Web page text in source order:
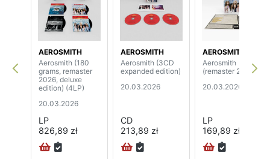
AEROSMITH
Aerosmith (180
grams, remaster
2026, deluxe
edition) (4LP)
20.03.2026
LP
826,89 zł
AEROSMITH
Aerosmith (3CD
expanded edition)
20.03.2026
CD
213,89 zł
AEROSMITH
Aerosmith
(remaster 2026)
20.03.2026
LP
169,89 zł